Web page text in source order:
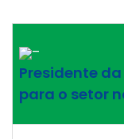
–
Presidente
para o setor